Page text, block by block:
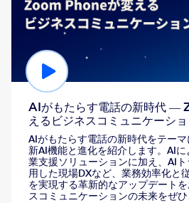
AIがもたらす電話の新時代
えるビジネスコミュニケーシ
AIがもたらす電話の新時代をテー
新AI機能と進化を紹介します。AI
業支援ソリューションに加え、AI
用した現場DXなど、業務効率化と
を実現する革新的なアップデート
スコミュニケーションの未来をぜひ